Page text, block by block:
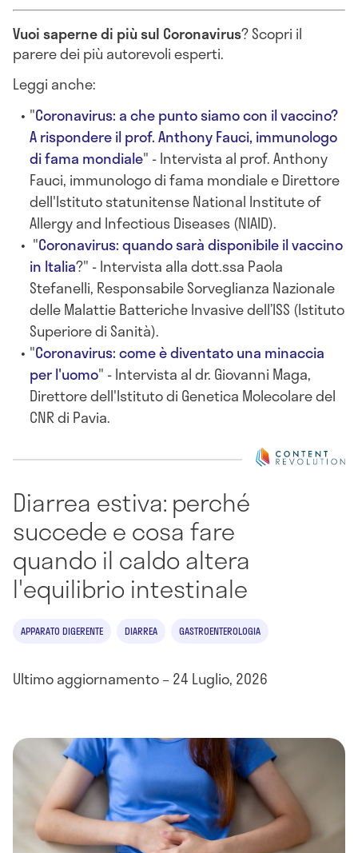
Vuoi saperne di più sul Coronavirus? Scopri il
parere dei più autorevoli esperti.
Leggi anche:
"Coronavirus: a che punto siamo con il vaccino?
A rispondere il prof. Anthony Fauci, immunologo
di fama mondiale" - Intervista al prof. Anthony
Fauci, immunologo di fama mondiale e Direttore
dell'Istituto statunitense National Institute of
Allergy and Infectious Diseases (NIAID).
"Coronavirus: quando sarà disponibile il vaccino
in Italia?" - Intervista alla dott.ssa Paola
Stefanelli, Responsabile Sorveglianza Nazionale
delle Malattie Batteriche Invasive dell’ISS (Istituto
Superiore di Sanità).
"Coronavirus: come è diventato una minaccia
per l'uomo" - Intervista al dr. Giovanni Maga,
Direttore dell'Istituto di Genetica Molecolare del
CNR di Pavia.
Diarrea estiva: perché
succede e cosa fare
quando il caldo altera
l'equilibrio intestinale
APPARATO DIGERENTE DIARREA GASTROENTEROLOGIA
Ultimo aggiornamento – 24 Luglio, 2026